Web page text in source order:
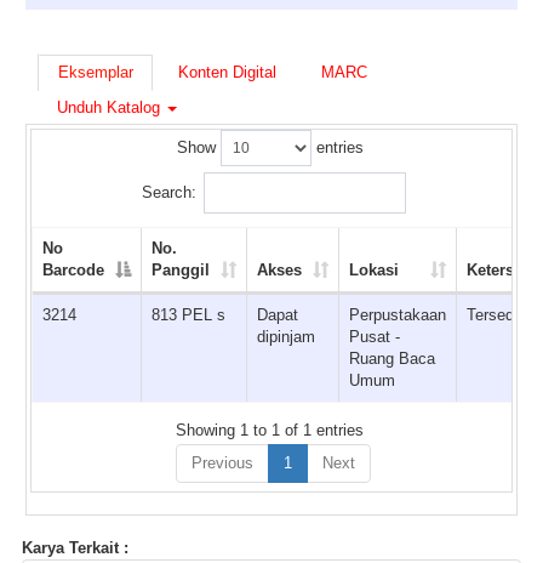
Eksemplar Konten Digital
MARC
Unduh Katalog
Show entries
Search:
No
Barcode
No.
Panggil
Akses Lokasi
3214 813 PEL s
Dapat
dipinjam
Perpustakaan
Pusat -
Ruang Baca
Umum
Tersedia
Showing 1 to 1 of 1 entries
Previous
1 Next
Karya Terkait :